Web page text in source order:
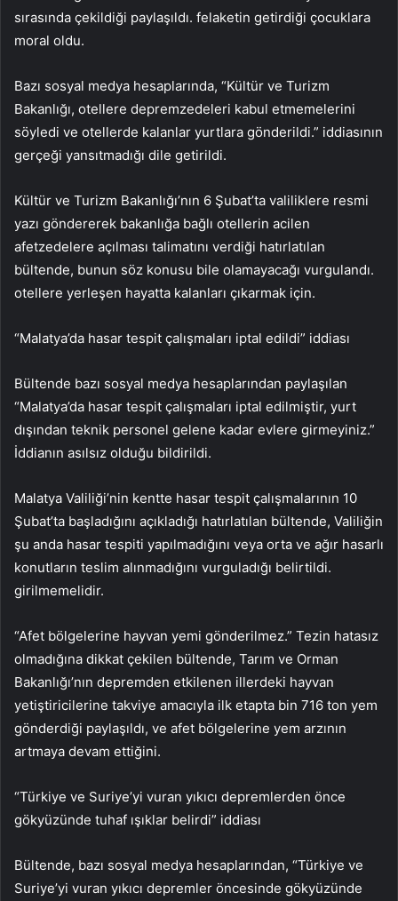
sırasında çekildiği paylaşıldı. felaketin getirdiği çocuklara
moral oldu.
Bazı sosyal medya hesaplarında, “Kültür ve Turizm
Bakanlığı, otellere depremzedeleri kabul etmemelerini
söyledi ve otellerde kalanlar yurtlara gönderildi.” iddiasının
gerçeği yansıtmadığı dile getirildi.
Kültür ve Turizm Bakanlığı’nın 6 Şubat’ta valiliklere resmi
yazı göndererek bakanlığa bağlı otellerin acilen
afetzedelere açılması talimatını verdiği hatırlatılan
bültende, bunun söz konusu bile olamayacağı vurgulandı.
otellere yerleşen hayatta kalanları çıkarmak için.
“Malatya’da hasar tespit çalışmaları iptal edildi” iddiası
Bültende bazı sosyal medya hesaplarından paylaşılan
“Malatya’da hasar tespit çalışmaları iptal edilmiştir, yurt
dışından teknik personel gelene kadar evlere girmeyiniz.”
İddianın asılsız olduğu bildirildi.
Malatya Valiliği’nin kentte hasar tespit çalışmalarının 10
Şubat’ta başladığını açıkladığı hatırlatılan bültende, Valiliğin
şu anda hasar tespiti yapılmadığını veya orta ve ağır hasarlı
konutların teslim alınmadığını vurguladığı belirtildi.
girilmemelidir.
“Afet bölgelerine hayvan yemi gönderilmez.” Tezin hatasız
olmadığına dikkat çekilen bültende, Tarım ve Orman
Bakanlığı’nın depremden etkilenen illerdeki hayvan
yetiştiricilerine takviye amacıyla ilk etapta bin 716 ton yem
gönderdiği paylaşıldı, ve afet bölgelerine yem arzının
artmaya devam ettiğini.
“Türkiye ve Suriye’yi vuran yıkıcı depremlerden önce
gökyüzünde tuhaf ışıklar belirdi” iddiası
Bültende, bazı sosyal medya hesaplarından, “Türkiye ve
Suriye’yi vuran yıkıcı depremler öncesinde gökyüzünde